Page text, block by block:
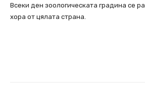
Всеки ден зоологическата градина се
хора от цялата страна.